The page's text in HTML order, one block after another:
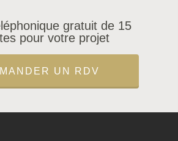
gratuit de 15
pour votre projet
UN RDV